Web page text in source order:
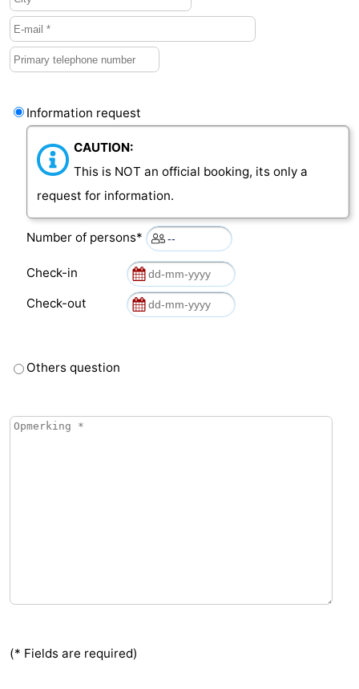
Vlaanderen
-
Nieuwvliet
-
Nature
Zwin
Weather
Information request
CAUTION:
This is NOT an official booking, its only a
request for information.
Number of persons*
Check-in
Check-out
Others question
(* Fields are required)